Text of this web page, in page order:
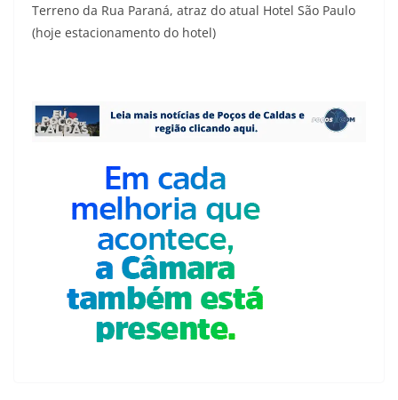
Terreno da Rua Paraná, atraz do atual Hotel São Paulo
(hoje estacionamento do hotel)